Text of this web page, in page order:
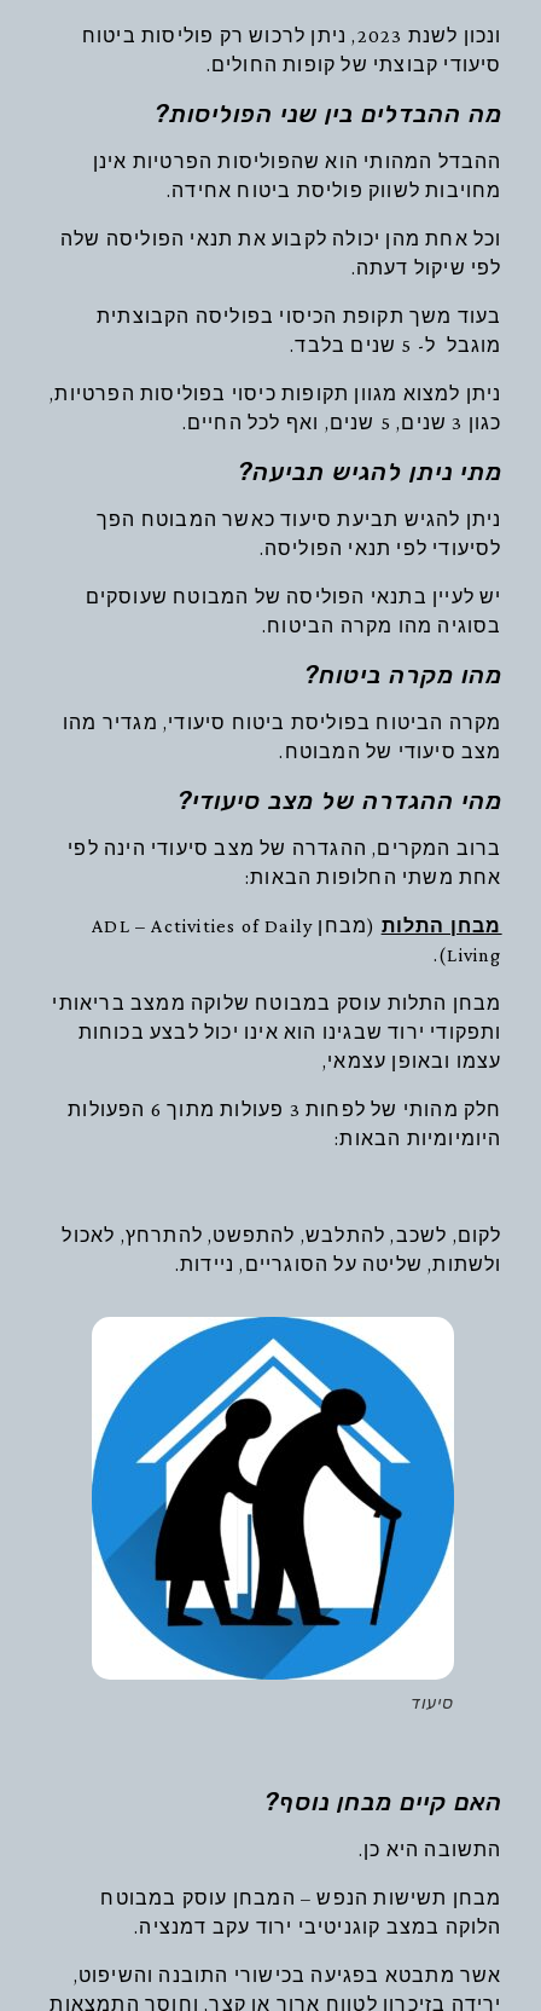
ונכון לשנת 2023, ניתן לרכוש רק פוליסות ביטוח
סיעודי קבוצתי של קופות החולים.
מה ההבדלים בין שני הפוליסות?
ההבדל המהותי הוא שהפוליסות הפרטיות אינן
מחויבות לשווק פוליסת ביטוח אחידה.
וכל אחת מהן יכולה לקבוע את תנאי הפוליסה שלה
לפי שיקול דעתה.
בעוד משך תקופת הכיסוי בפוליסה הקבוצתית
מוגבל ל- 5 שנים בלבד.
ניתן למצוא מגוון תקופות כיסוי בפוליסות הפרטיות,
כגון 3 שנים, 5 שנים, ואף לכל החיים.
מתי ניתן להגיש תביעה?
ניתן להגיש תביעת סיעוד כאשר המבוטח הפך
לסיעודי לפי תנאי הפוליסה.
יש לעיין בתנאי הפוליסה של המבוטח שעוסקים
בסוגיה מהו מקרה הביטוח.
מהו מקרה ביטוח?
מקרה הביטוח בפוליסת ביטוח סיעודי, מגדיר מהו
מצב סיעודי של המבוטח.
מהי ההגדרה של מצב סיעודי?
ברוב המקרים, ההגדרה של מצב סיעודי הינה לפי
אחת משתי החלופות הבאות:
מבחן התלות
(מבחן ADL – Activities of Daily
Living).
מבחן התלות עוסק במבוטח שלוקה ממצב בריאותי
ותפקודי ירוד שבגינו הוא אינו יכול לבצע בכוחות
עצמו ובאופן עצמאי,
חלק מהותי של לפחות 3 פעולות מתוך 6 הפעולות
היומיומיות הבאות:
לקום, לשכב, להתלבש, להתפשט, להתרחץ, לאכול
ולשתות, שליטה על הסוגריים, ניידות.
סיעוד
האם קיים מבחן נוסף?
התשובה היא כן.
מבחן תשישות הנפש – המבחן עוסק במבוטח
הלוקה במצב קוגניטיבי ירוד עקב דמנציה.
אשר מתבטא בפגיעה בכישורי התובנה והשיפוט,
ירידה בזיכרון לטווח ארוך או קצר, וחוסר התמצאות